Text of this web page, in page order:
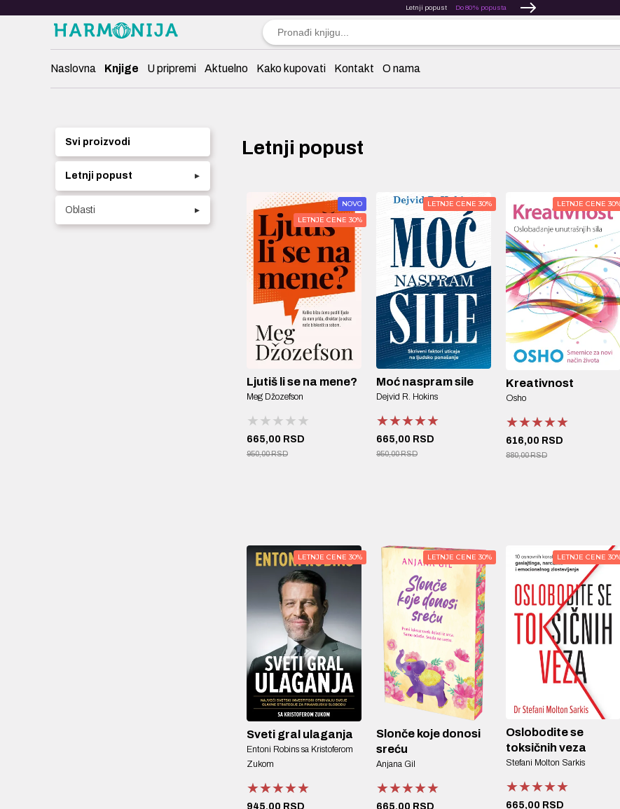
Letnji popust Do 80% popusta
Naslovna Knjige U pripremi Aktuelno Kako kupovati Kontakt O nama
Svi proizvodi
Letnji popust ▸
Oblasti ▸
Letnji popust
NOVO
LETNJE CENE 30%
Ljutiš li se na mene?
Meg Džozefson
★★★★★
★★★★★
★★★★★
665,00 RSD
950,00 RSD
LETNJE CENE 30%
Moć naspram sile
Dejvid R. Hokins
★★★★★
★★★★★
★★★★★
665,00 RSD
950,00 RSD
LETNJE CENE
Kreativnost
Osho
★★★★★
★★★★★
★★★★★
616,00 RSD
880,00 RSD
LETNJE CENE 30%
Sveti gral ulaganja
Entoni Robins sa Kristoferom
Zukom
★★★★★
★★★★★
★★★★★
945,00 RSD
LETNJE CENE 30%
Slonče koje donosi
sreću
Anjana Gil
★★★★★
★★★★★
★★★★★
665,00 RSD
LETNJE CENE
Oslobodite se
toksičnih veza
Stefani Molton Sarkis
★★★★★
★★★★★
★★★★★
665,00 RSD